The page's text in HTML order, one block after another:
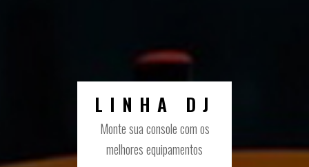
LINHA DJ
Monte sua console com os
melhores equipamentos